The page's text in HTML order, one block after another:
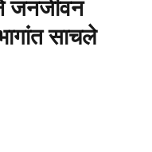
जनजीवन
साचले